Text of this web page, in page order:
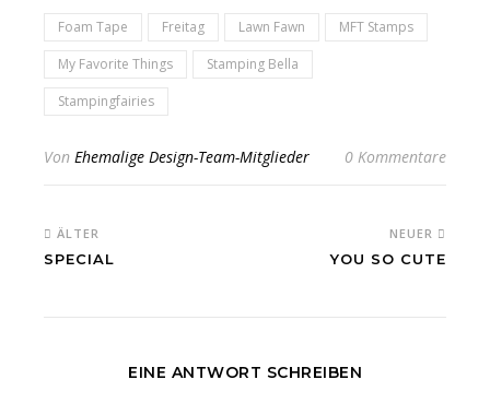
Foam Tape Freitag Lawn Fawn
MFT Stamps
My Favorite Things
Stamping Bella
Stampingfairies
Von Ehemalige Design-Team-Mitglieder 0 Kommentare
ÄLTER
SPECIAL
NEUER
YOU SO CUTE
EINE ANTWORT SCHREIBEN